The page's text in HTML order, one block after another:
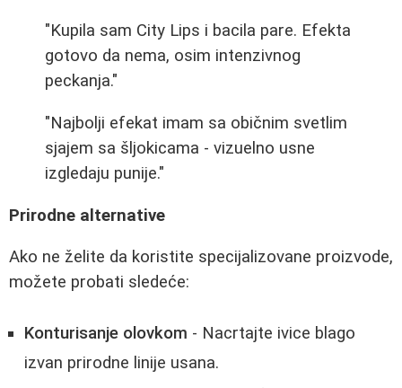
"Kupila sam City Lips i bacila pare. Efekta
gotovo da nema, osim intenzivnog
peckanja."
"Najbolji efekat imam sa običnim svetlim
sjajem sa šljokicama - vizuelno usne
izgledaju punije."
Prirodne alternative
Ako ne želite da koristite specijalizovane proizvode,
možete probati sledeće:
Konturisanje olovkom - Nacrtajte ivice blago
izvan prirodne linije usana.